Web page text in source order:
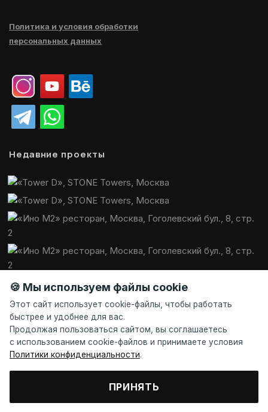
Политика и условия обработки
персональных данных
Недавние проекты
🍪 Мы используем файлы cookie
Этот сайт использует cookie-файлы, чтобы работать
быстрее и удобнее для вас.
Продолжая пользоваться сайтом, вы соглашаетесь
с использованием cookie-файлов и принимаете условия
Политики конфиденциальности.
ПРИНЯТЬ